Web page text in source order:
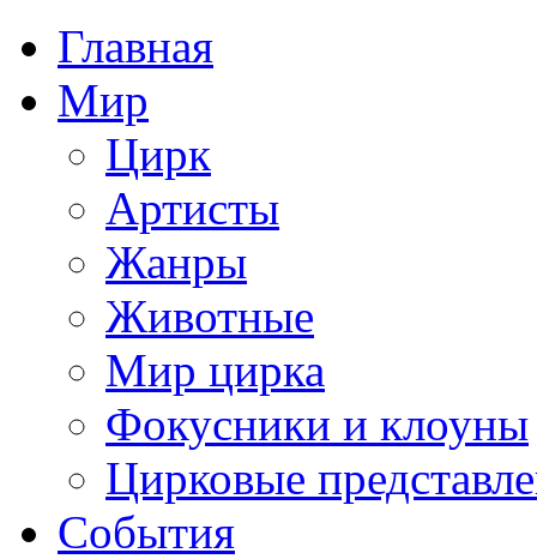
Главная
Мир
Цирк
Артисты
Жанры
Животные
Мир цирка
Фокусники и клоуны
Цирковые
События